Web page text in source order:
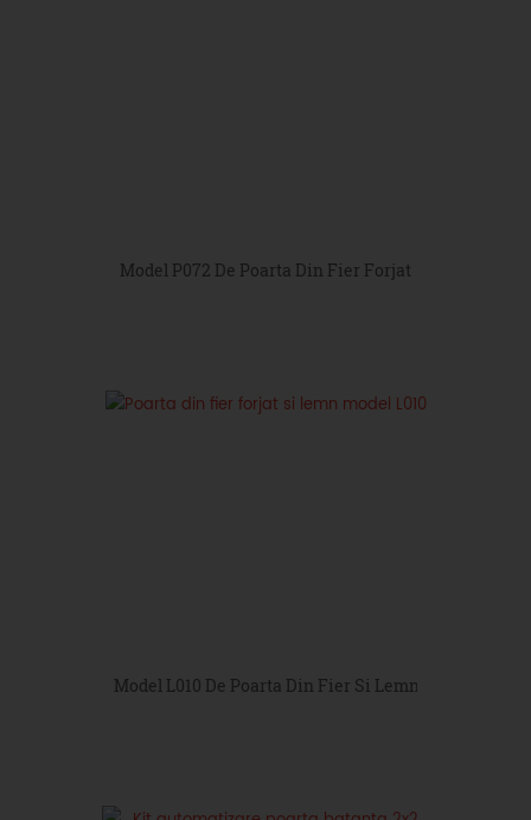
Model P072 De Poarta Din Fier Forjat
Model L010 De Poarta Din Fier Si Lemn